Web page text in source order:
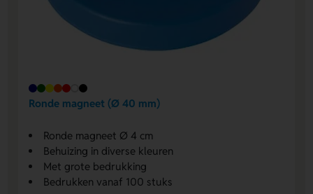
Ronde magneet (Ø 40 mm)
Ronde magneet Ø 4 cm
Behuizing in diverse kleuren
Met grote bedrukking
Bedrukken vanaf 100 stuks